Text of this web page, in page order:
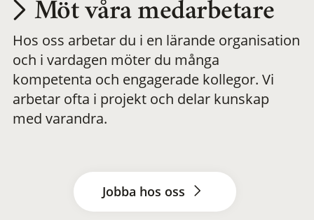
Möt våra medarbetare
Hos oss arbetar du i en lärande organisation
och i vardagen möter du många
kompetenta och engagerade kollegor. Vi
arbetar ofta i projekt och delar kunskap
med varandra.
Jobba hos oss